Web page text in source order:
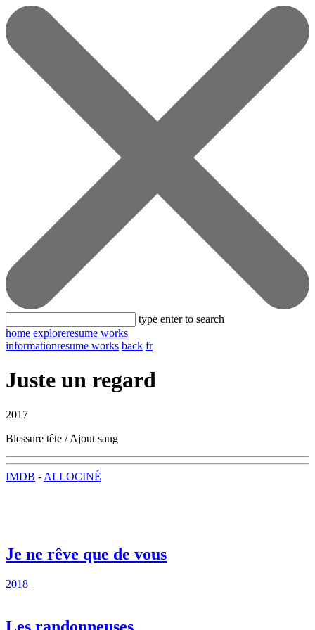
type enter to search
home exploreresume works
informationresume works back fr
Juste un regard
2017
Blessure tête / Ajout sang
IMDB - ALLOCINÉ
Je ne rêve que de vous
2018
Les randonneuses